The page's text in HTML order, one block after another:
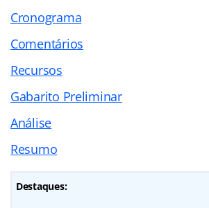
Cronograma
Comentários
Recursos
Gabarito Preliminar
Análise
Resumo
Destaques: